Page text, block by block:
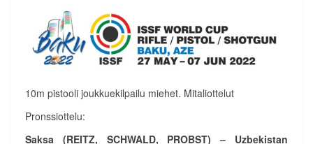
10m pistooli joukkuekilpailu miehet. Mitaliottelut
Pronssiottelu:
Saksa (REITZ, SCHWALD, PROBST) – Uzbekistan